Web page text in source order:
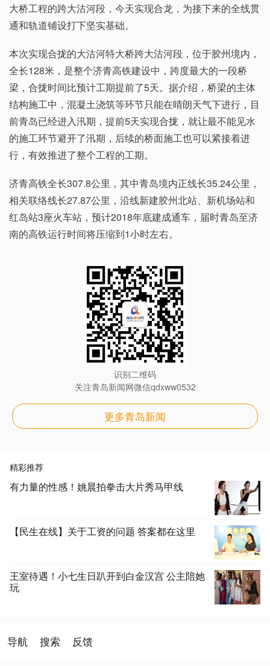
大桥工程的跨大沽河段，今天实现合龙，为接下来的全线贯
通和轨道铺设打下坚实基础。
本次实现合拢的大沽河特大桥跨大沽河段，位于胶州境内，
全长128米，是整个济青高铁建设中，跨度最大的一段桥
梁，合拢时间比预计工期提前了5天。据介绍，桥梁的主体
结构施工中，混凝土浇筑等环节只能在晴朗天气下进行，目
前青岛已经进入汛期，提前5天实现合拢，就让最不能见水
的施工环节避开了汛期，后续的桥面施工也可以紧接着进
行，有效推进了整个工程的工期。
济青高铁全长307.8公里，其中青岛境内正线长35.24公里，
相关联络线长27.87公里，沿线新建胶州北站、新机场站和
红岛站3座火车站，预计2018年底建成通车，届时青岛至济
南的高铁运行时间将压缩到1小时左右。
识别二维码
关注青岛新闻网微信qdxww0532
更多青岛新闻
精彩推荐
有力量的性感！姚晨拍拳击大片秀马甲线
【民生在线】关于工资的问题 答案都在这里
王室待遇！小七生日趴开到白金汉宫 公主陪她
玩
导航 搜索 反馈